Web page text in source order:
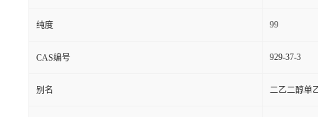
纯度 99
CAS编号 929-37-3
别名 二乙二醇单